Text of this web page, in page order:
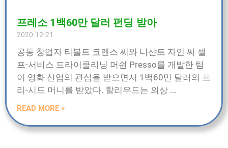
프레소 1백60만 달러 펀딩 받아
2020-12-21
공동 창업자 티볼트 코렌스 씨와 니샨트 자인 씨 셀
프-서비스 드라이클리닝 머쉰 Presso를 개발한 팀
이 영화 산업의 관심을 받으면서 1백60만 달러의 프
리-시드 머니를 받았다. 할리우드는 의상
READ MORE »